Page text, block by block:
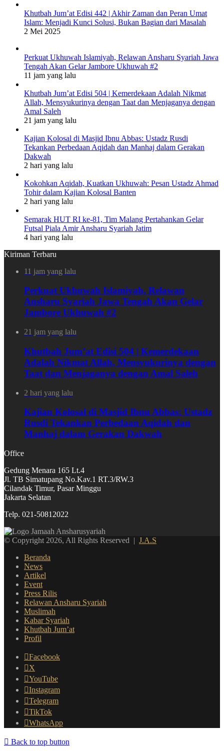
Khutbah Jum’at Edisi 442 | Akhir Zaman dan Peran Umat
Islam: Menjadi Kunci Solusi, Bukan Bagian dari Masalah
2 Mei 2025
Perkuat Ukhuwah Islamiyah, Relawan Ansharu Syariah Jawa
Tengah Akan Gelar Jambore Ukhuwah #2
11 jam yang lalu
Khutbah Jum’at Edisi 504 | Kemerdekaan Adalah Nikmat
Allah, Mensyukurinya dengan Taat dan Menjaganya dengan
Amal Saleh
21 jam yang lalu
Kajian Kolosal di Masjid Ibnu Abbas: Ustadz Rusdi
Tekankan Perbedaan Aqidah dan Manhaj dalam Gerakan
Dakwah
2 hari yang lalu
Kokohkan Aqidah, Kuatkan Ukhuwah: Pesan Ustadz Ahmad
Tohir dalam Kajian Kolosal Banten
2 hari yang lalu
Semarak HUT RI ke-81, Tim Malang Pertahankan Gelar
Futsal Piala Amir Ansharu Syariah Jatim
4 hari yang lalu
Kiriman Terbaru
11 jam yang lalu
Perkuat Ukhuwah Islamiyah, Relawan
Ansharu Syariah Jawa Tengah Akan Gelar
Jambore Ukhuwah #2
21 jam yang lalu
Khutbah Jum’at Edisi 504 | Kemerdekaan
Adalah Nikmat Allah, Mensyukurinya dengan
Taat dan Menjaganya dengan Amal Saleh
2 hari yang lalu
Kajian Kolosal di Masjid Ibnu Abbas: Ustadz
Rusdi Tekankan Perbedaan Aqidah dan
Manhaj dalam Gerakan Dakwah
Office
Gedung Menara 165 Lt.4
Jl. TB Simatupang No.Kav.1 RT.3/RW.3
Cilandak Timur, Pasar Minggu
Jakarta Selatan
Telp. 021-50812022
© Copyright 2026, All Rights Reserved | J.A.S
Beranda
News
Artikel
Event
Press Rilis
Relawan Ansharu Syariah
Muslimah
Kabar Syariah
Khutbah Jum’at
Profil
Facebook
X
YouTube
Instagram
Telegram
TikTok
WhatsApp
Back to top button